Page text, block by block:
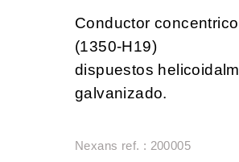
Conductor
(1350-H19)
dispuestos
galvanizado.
Nexans ref. : 200005